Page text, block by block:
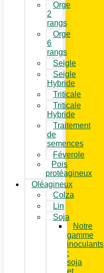
Orge
2
rangs
Orge
6
rangs
Seigle
Seigle
Hybride
Triticale
Triticale
Hybride
Traitement
de
semences
Féverole
Pois
protéagineux
Oléagineux
Colza
Lin
Soja
Notre
gamme
inoculants
:
soja
et